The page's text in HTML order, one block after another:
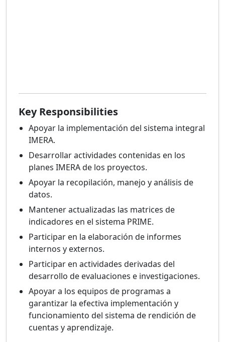
Key Responsibilities
Apoyar la implementación del sistema integral
IMERA.
Desarrollar actividades contenidas en los
planes IMERA de los proyectos.
Apoyar la recopilación, manejo y análisis de
datos.
Mantener actualizadas las matrices de
indicadores en el sistema PRIME.
Participar en la elaboración de informes
internos y externos.
Participar en actividades derivadas del
desarrollo de evaluaciones e investigaciones.
Apoyar a los equipos de programas a
garantizar la efectiva implementación y
funcionamiento del sistema de rendición de
cuentas y aprendizaje.